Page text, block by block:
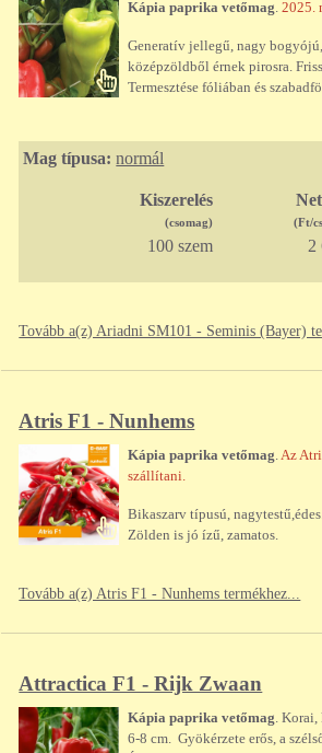
Kápia paprika vetőmag.2025.
Generatív jellegű, nagy
középzöldből érnek pirosra.
Termesztése fóliában és
Mag típusa: normál
Kiszerelés
(csomag) (Ft/
100 szem 2
Tovább a(z) Ariadni SM101 - Seminis (Bayer)
Atris F1 - Nunhems
Kápia paprika vetőmag.Az
szállítani.
Bikaszarv típusú,
Zölden is jó ízű, zamatos.
Tovább a(z) Atris F1 - Nunhems termékhez...
Attractica F1 - Rijk Zwaan
Kápia paprika vetőmag. Korai,
6-8 cm. Gyökérzete erős, a